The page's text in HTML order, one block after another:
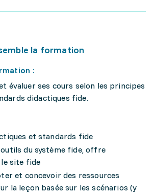
la formation
:
évaluer ses cours selon les principes
didactiques fide.
et standards fide
du système fide, offre
site fide
et concevoir des ressources
la leçon basée sur les scénarios (y